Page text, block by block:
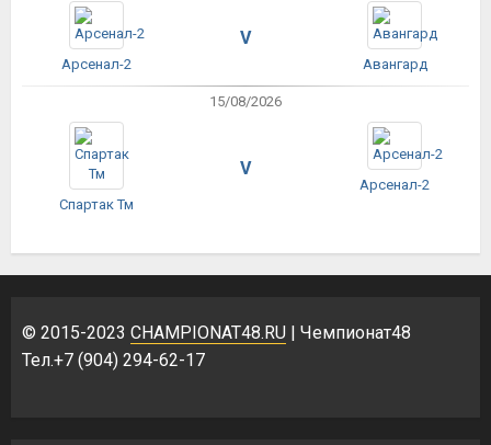
Арсенал-2
V
Авангард
15/08/2026
Спартак Тм
V
Арсенал-2
© 2015-2023 CHAMPIONAT48.RU | Чемпионат48
Тел.+7 (904) 294-62-17